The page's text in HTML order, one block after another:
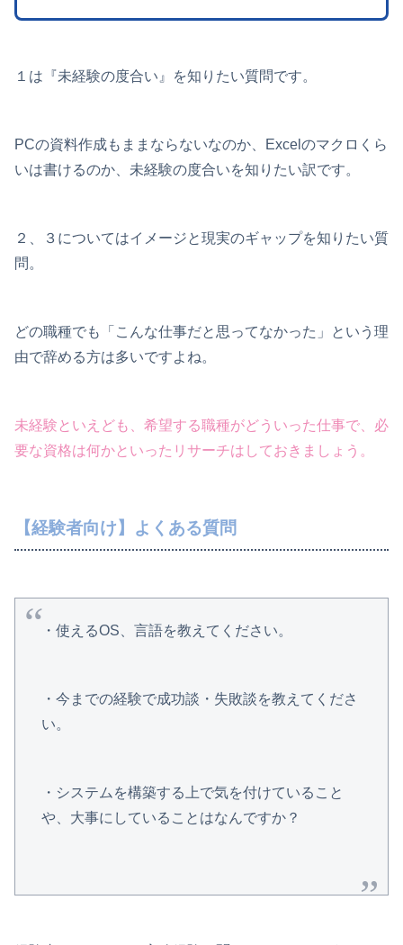
１は『未経験の度合い』を知りたい質問です。
PCの資料作成もままならないなのか、Excelのマクロくら
いは書けるのか、未経験の度合いを知りたい訳です。
２、３についてはイメージと現実のギャップを知りたい質
問。
どの職種でも「こんな仕事だと思ってなかった」という理
由で辞める方は多いですよね。
未経験といえども、希望する職種がどういった仕事で、必
要な資格は何かといったリサーチはしておきましょう。
【経験者向け】よくある質問
・使えるOS、言語を教えてください。
・今までの経験で成功談・失敗談を教えてくださ
い。
・システムを構築する上で気を付けていること
や、大事にしていることはなんですか？